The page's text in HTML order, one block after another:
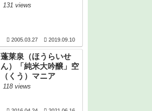
131 views
2005.03.27 2019.09.10
蓬莱泉（ほうらいせ
ん）「純米大吟醸」空
（くう）マニア
118 views